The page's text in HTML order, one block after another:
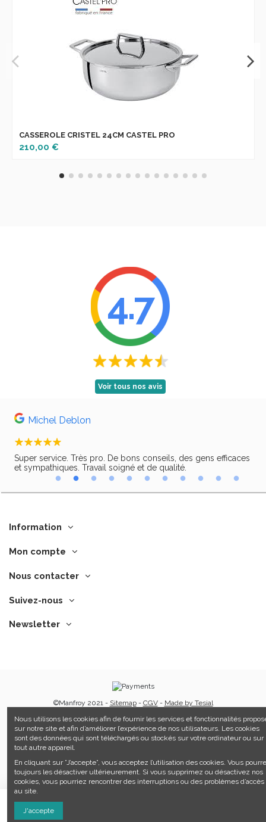
CASSEROLE CRISTEL 24CM CASTEL PRO
210,00 €
4.7
Voir tous nos avis
Michel Deblon
Super service. Très pro. De bons conseils, des gens efficaces
et sympathiques. Travail soigné et de qualité.
Information
Mon compte
Nous contacter
Suivez-nous
Newsletter
©Manfroy 2021 - Sitemap- CGV- Made by Tesial
Nous utilisons les cookies afin de fournir les services et fonctionnalités
sur notre site et afin d’améliorer l’expérience de nos utilisateurs. Les cookies
sont des données qui sont téléchargés ou stockés sur votre ordinateur ou sur
tout autre appareil.
En cliquant sur ”J’accepte”, vous acceptez l’utilisation des cookies. Vous
toujours les désactiver ultérieurement. Si vous supprimez ou désactivez nos
cookies, vous pourriez rencontrer des interruptions ou des problèmes d’accès
au site.
J'accepte